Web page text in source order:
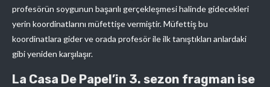
profesörün soygunun başarılı gerçekleşmesi halinde gidecekleri
yerin koordinatlarını müfettişe vermiştir. Müfettiş bu
koordinatlara gider ve orada profesör ile ilk tanıştıkları anlardaki
gibi yeniden karşılaşır.
La Casa De Papel’in 3. sezon fragman ise